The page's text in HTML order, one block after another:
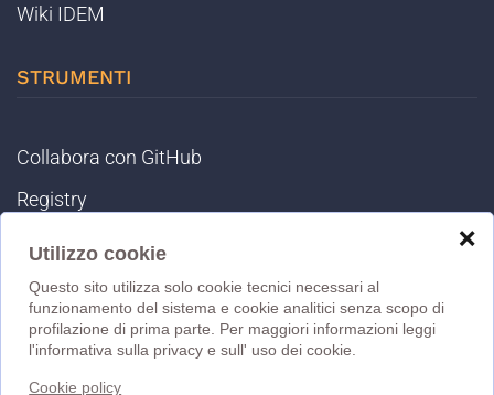
Utilizzo cookie
Questo sito utilizza solo cookie tecnici necessari al
funzionamento del sistema e cookie analitici senza scopo di
profilazione di prima parte. Per maggiori informazioni leggi
l'informativa sulla privacy e sull' uso dei cookie.
Cookie policy
❌
Wiki IDEM
STRUMENTI
Collabora con GitHub
Registry
IDEM Tools
MET
eduGAIN DB